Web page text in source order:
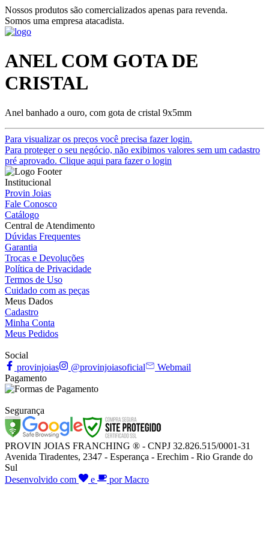
Nossos produtos são comercializados apenas para revenda.
Somos uma empresa atacadista.
ANEL COM GOTA DE
CRISTAL
Anel banhado a ouro, com gota de cristal 9x5mm
Para visualizar os preços você precisa fazer login.
Para proteger o seu negócio, não exibimos valores sem um cadastro
pré aprovado. Clique aqui para fazer o login
Institucional
Provin Joias
Fale Conosco
Catálogo
Central de Atendimento
Dúvidas Frequentes
Garantia
Trocas e Devoluções
Política de Privacidade
Termos de Uso
Cuidado com as peças
Meus Dados
Cadastro
Minha Conta
Meus Pedidos
Social
provinjoias
@provinjoiasoficial
Webmail
Pagamento
Segurança
PROVIN JOIAS FRANCHING ® - CNPJ 32.826.515/0001-31
Avenida Tiradentes, 2347 - Esperança - Erechim - Rio Grande do
Sul
Desenvolvido com
e por Macro